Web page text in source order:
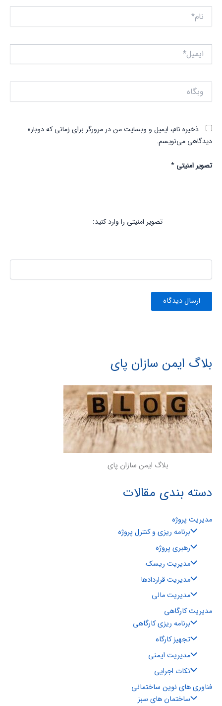
ایمیل*
ذخیره نام، ایمیل و وبسایت من در مرورگر برای زمانی که دوباره
دیدگاهی می‌نویسم.
تصویر امنیتی *
تصویر امنیتی را وارد کنید:
بلاگ ایمن سازان پای
بلاگ ایمن سازان پای
دسته بندی مقالات
مدیریت پروژه
برنامه ریزی و کنترل پروژه
رهبری پروژه
مدیریت ریسک
مدیریت قراردادها
مدیریت مالی
مدیریت کارگاهی
برنامه ریزی کارگاهی
تجهیز کارگاه
مدیریت ایمنی
نکات اجرایی
فناوری های نوین ساختمانی
ساختمان های سبز